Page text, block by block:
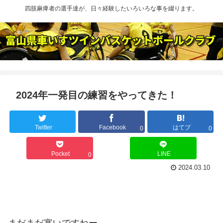
四肢麻痺者の選手達が、日々経験したいろいろな事を綴ります。
2024年一発目の練習をやってきた！
Twitter Facebook 0 はてブ 0
Pocket 0 LINE
2024.03.10